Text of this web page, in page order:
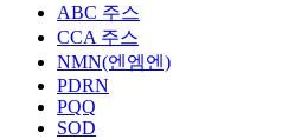
ABC 주스
CCA 주스
NMN(엔엠엔)
PDRN
PQQ
SOD